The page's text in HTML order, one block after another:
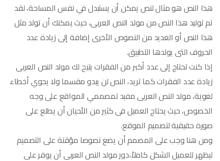
هذا النص هو مثال لنص يمكن أن يستبدل في نفس المساحة، لقد
تم توليد هذا النص من مولد النص العربى، حيث يمكنك أن تولد مثل
هذا النص أو العديد من النصوص الأخرى إضافة إلى زيادة عدد
الحروف التى يولدها التطبيق.
إذا كنت تحتاج إلى عدد أكبر من الفقرات يتيح لك مولد النص العربى
زيادة عدد الفقرات كما تريد، النص لن يبدو مقسما ولا يحوي أخطاء
لغوية، مولد النص العربى مفيد لمصممي المواقع على وجه
الخصوص، حيث يحتاج العميل فى كثير من الأحيان أن يطلع على
صورة حقيقية لتصميم الموقع.
ومن هنا وجب على المصمم أن يضع نصوصا مؤقتة على التصميم
ليظهر للعميل الشكل كاملاً،دور مولد النص العربى أن يوفر على